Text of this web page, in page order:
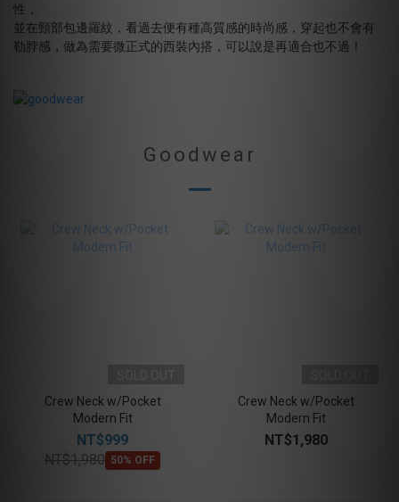
性，
並在頸部包邊羅紋，看過去便有種高質感的時尚感，穿起也不會有
勒脖感，做為需要微正式的西裝內搭，可以說是再適合也不過！
Goodwear
Crew Neck w/Pocket
Modern Fit
NT$999
NT$1,980 50% OFF
Crew Neck w/Pocket
Modern Fit
NT$1,980